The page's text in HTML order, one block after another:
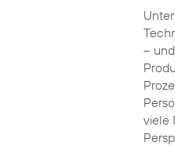
–
viele